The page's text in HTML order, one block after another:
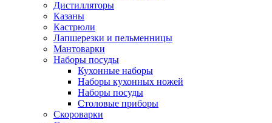
Дистилляторы
Казаны
Кастрюли
Лапшерезки и пельменницы
Мантоварки
Наборы посуды
Кухонные наборы
Наборы кухонных ножей
Наборы посуды
Столовые приборы
Скороварки